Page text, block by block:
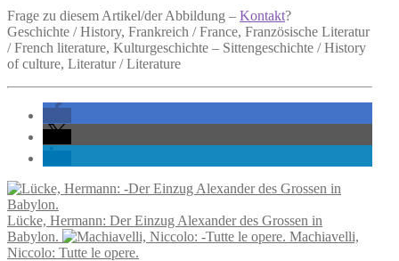
Frage zu diesem Artikel/der Abbildung – Kontakt?
Geschichte / History, Frankreich / France, Französische Literatur
/ French literature, Kulturgeschichte – Sittengeschichte / History
of culture, Literatur / Literature
Lücke, Hermann: Der Einzug Alexander des Grossen in
Babylon.
Machiavelli,
Niccolo: Tutte le opere.